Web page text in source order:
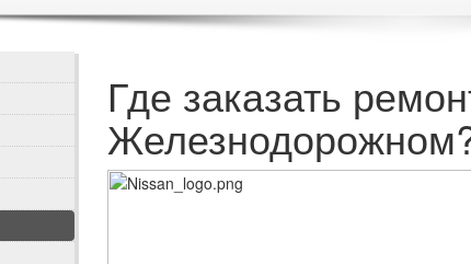
Где заказать